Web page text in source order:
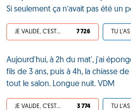
Si seulement ça n’avait pas été un
JE VALIDE, C'EST UNE VDM 7 726
Aujourd'hui, à 2h du mat', j'ai
fils de 3 ans, puis à 4h, la chiasse
tout le salon. Longue nuit. VDM
JE VALIDE, C'EST UNE VDM 3 774